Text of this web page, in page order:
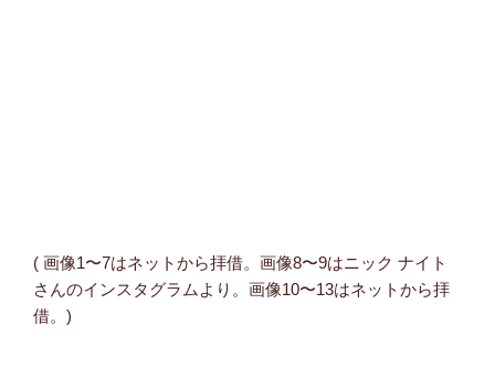
( 画像1〜7はネットから拝借。画像8〜9はニック ナイト
さんのインスタグラムより。画像10〜13はネットから拝
借。)